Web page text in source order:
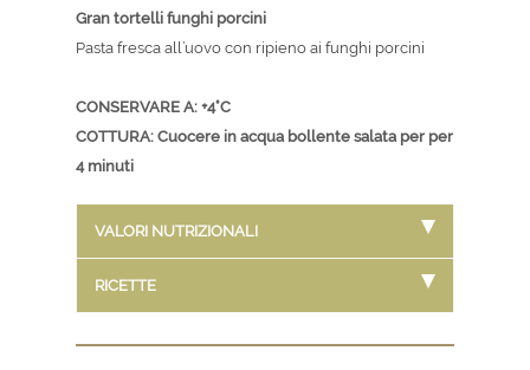
Gran tortelli funghi porcini
Pasta fresca all’uovo con ripieno ai funghi porcini
CONSERVARE A: +4°C
COTTURA: Cuocere in acqua bollente salata per per
4 minuti
VALORI NUTRIZIONALI
RICETTE